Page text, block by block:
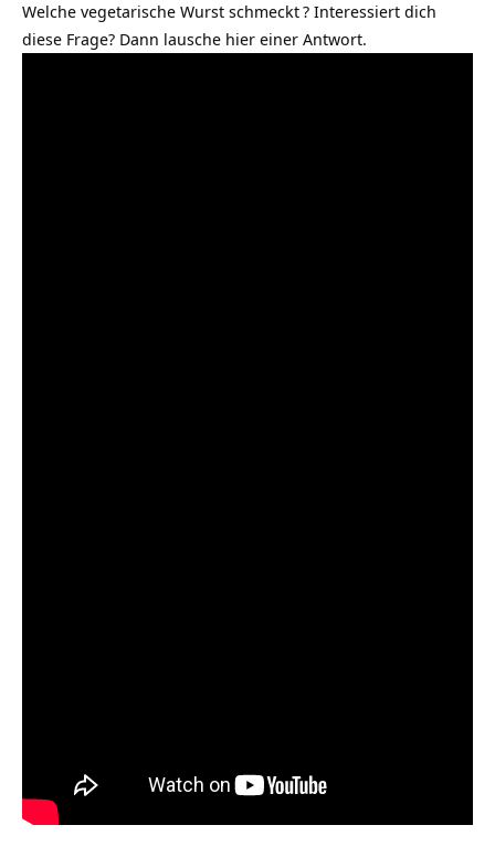
Welche vegetarische Wurst schmeckt? Interessiert dich
diese Frage? Dann lausche hier einer Antwort.